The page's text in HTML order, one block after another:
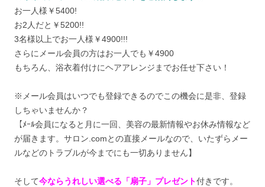
お一人様￥5400!
お2人だと￥5200!!
3名様以上でお一人様￥4900!!!
さらにメール会員の方はお一人でも￥4900
もちろん、浴衣着付けにヘアアレンジまでお任せ下さい！
※メール会員はいつでも登録できるのでこの機会に是非、登録
しちゃいませんか？
【ﾒｰﾙ会員になると月に一回、美容の最新情報やお休み情報など
が届きます。サロン.comとの直接メールなので、いたずらメー
ルなどのトラブルが今までにも一切ありません】
そして今ならうれしい選べる「扇子」プレゼント付きです。